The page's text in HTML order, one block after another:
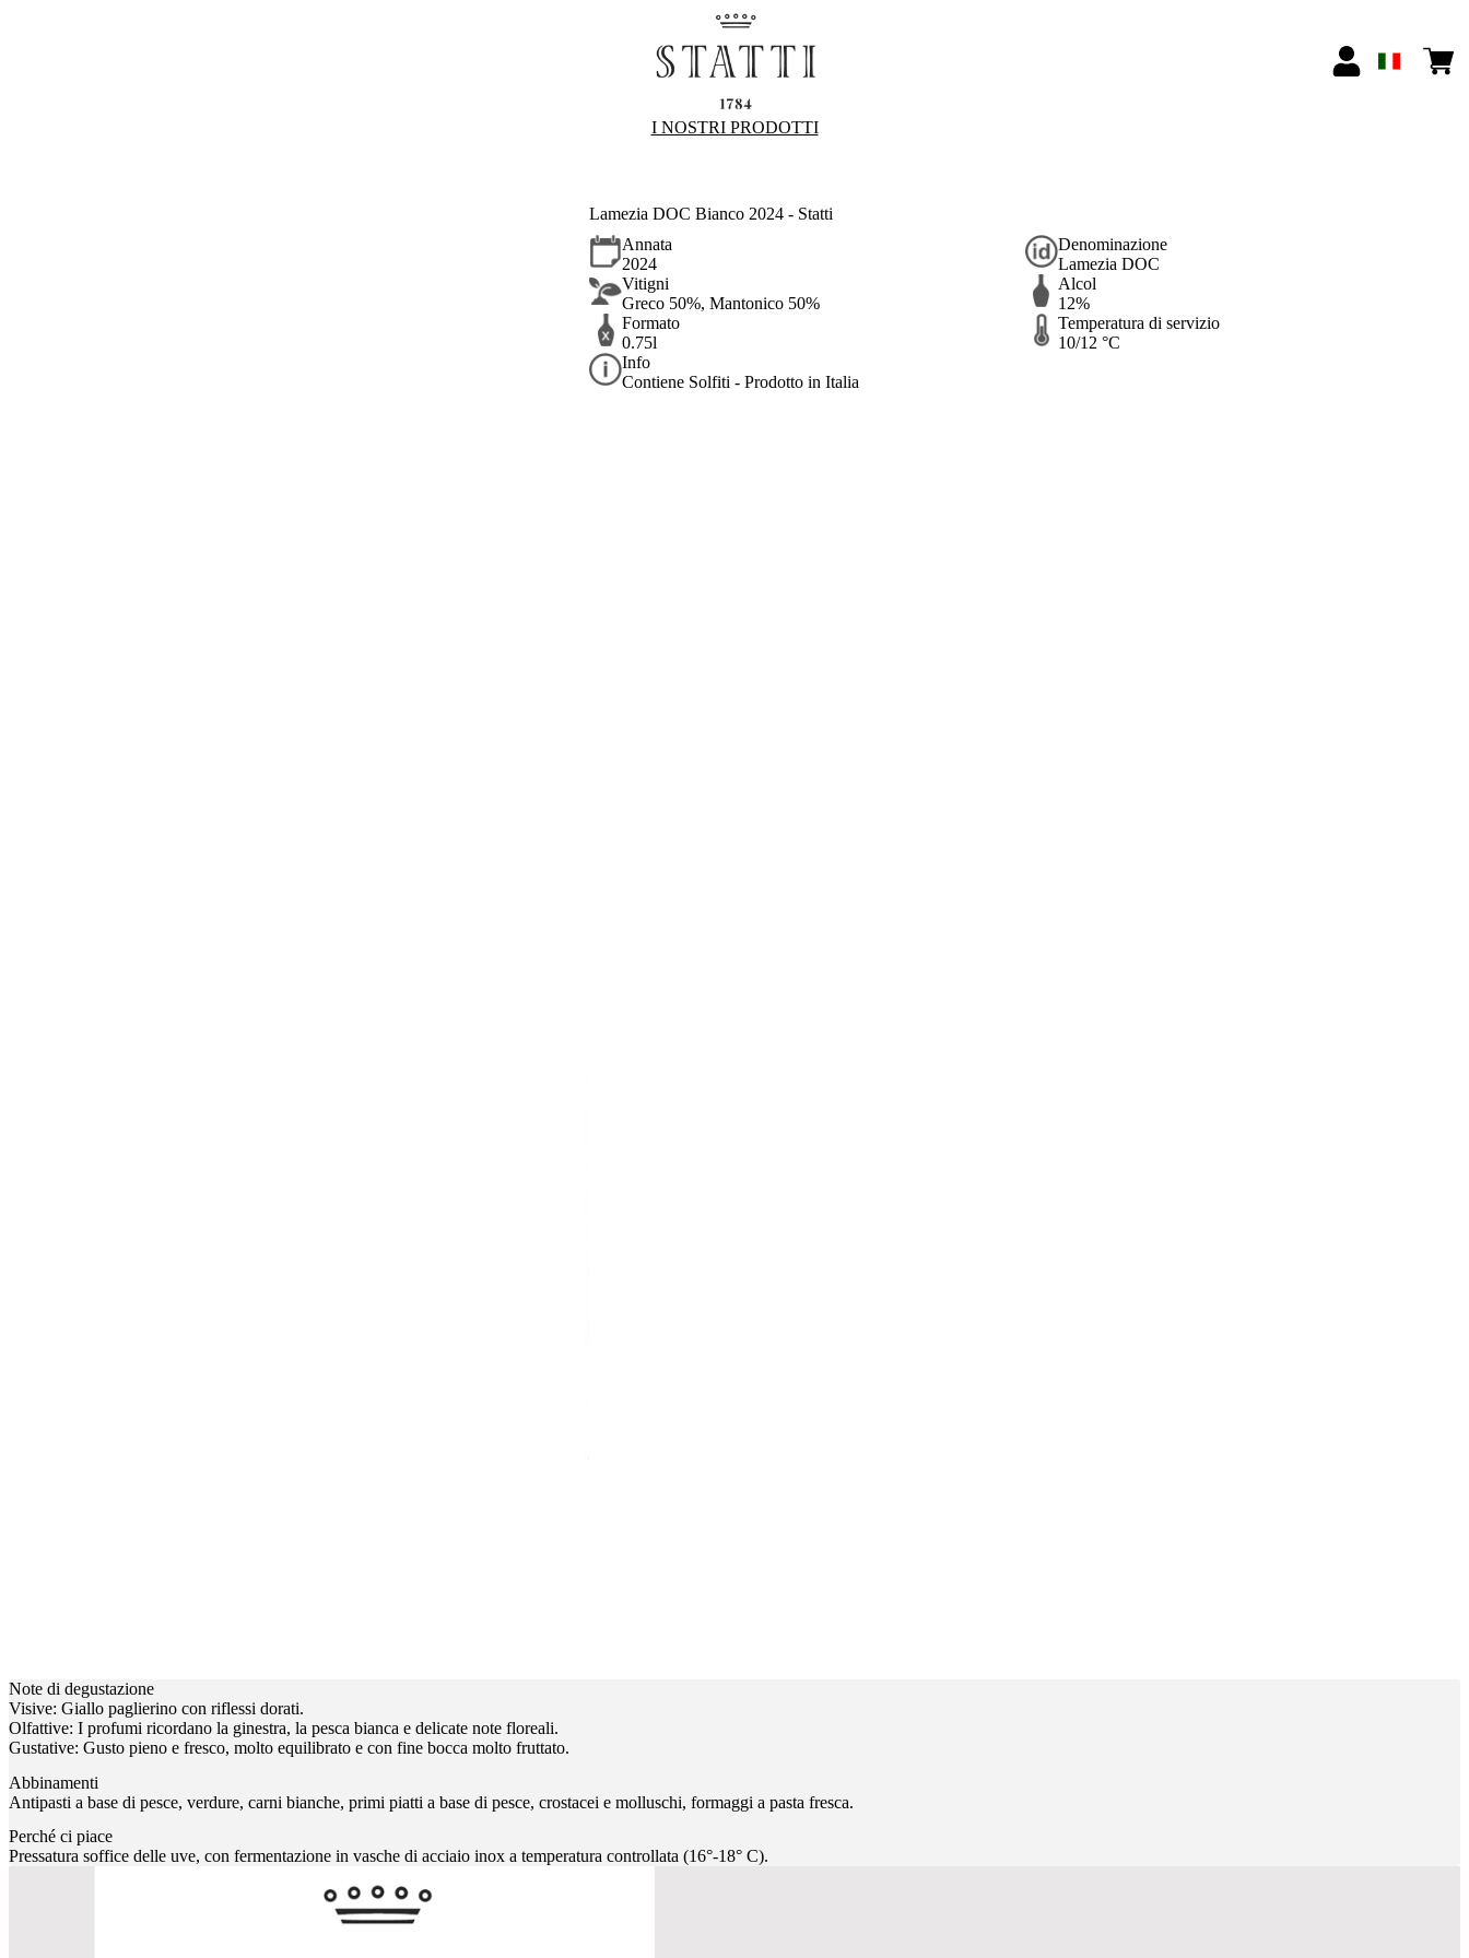
I NOSTRI PRODOTTI
Lamezia DOC Bianco 2024 - Statti
Annata
2024
Denominazione
Lamezia DOC
Vitigni
Greco 50%, Mantonico 50%
Alcol
12%
Formato
0.75l
Temperatura di servizio
10/12 °C
Info
Contiene Solfiti - Prodotto in Italia
Note di degustazione
Visive: Giallo paglierino con riflessi dorati.
Olfattive: I profumi ricordano la ginestra, la pesca bianca e delicate note floreali.
Gustative: Gusto pieno e fresco, molto equilibrato e con fine bocca molto fruttato.
Abbinamenti
Antipasti a base di pesce, verdure, carni bianche, primi piatti a base di pesce, crostacei e molluschi, formaggi a pasta fresca.
Perché ci piace
Pressatura soffice delle uve, con fermentazione in vasche di acciaio inox a temperatura controllata (16°-18° C).